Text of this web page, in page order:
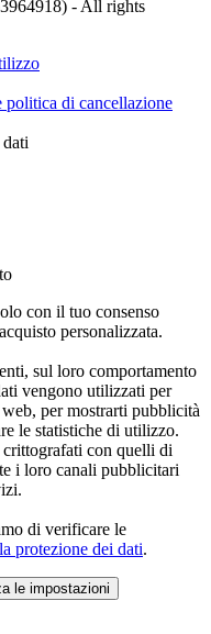
- All rights
di cancellazione
con il tuo consenso
personalizzata.
sul loro comportamento
vengono utilizzati per
per mostrarti pubblicità
le statistiche di utilizzo.
con quelli di
i loro canali pubblicitari
di verificare le
protezione dei dati.
le impostazioni